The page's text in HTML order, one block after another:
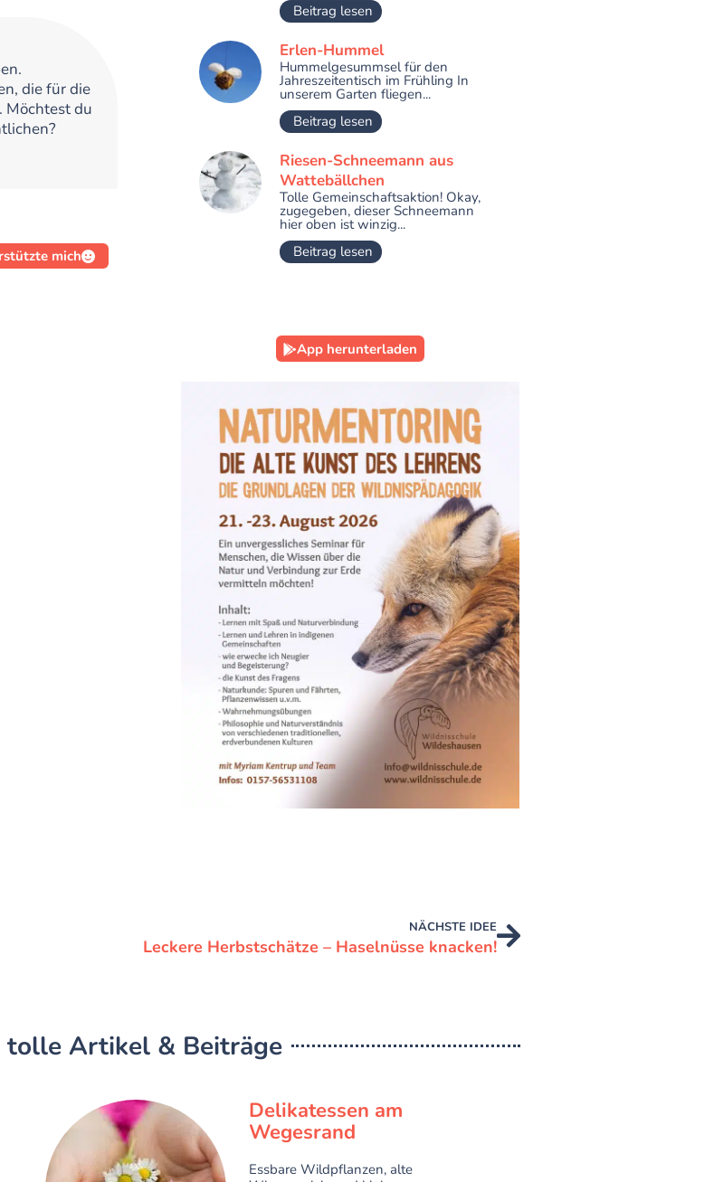
die für die
Möchtest du
mich
Beitrag lesen
Erlen-Hummel
Hummelgesummsel für den
Jahreszeitentisch im Frühling In
unserem Garten fliegen...
Beitrag lesen
Riesen-Schneemann aus
Wattebällchen
Tolle Gemeinschaftsaktion! Okay,
zugegeben, dieser Schneemann
hier oben ist winzig...
Beitrag lesen
App herunterladen
NÄCHSTE IDEE
Leckere Herbstschätze – Haselnüsse knacken!
tolle Artikel & Beiträge
Delikatessen am
Wegesrand
Essbare Wildpflanzen, alte